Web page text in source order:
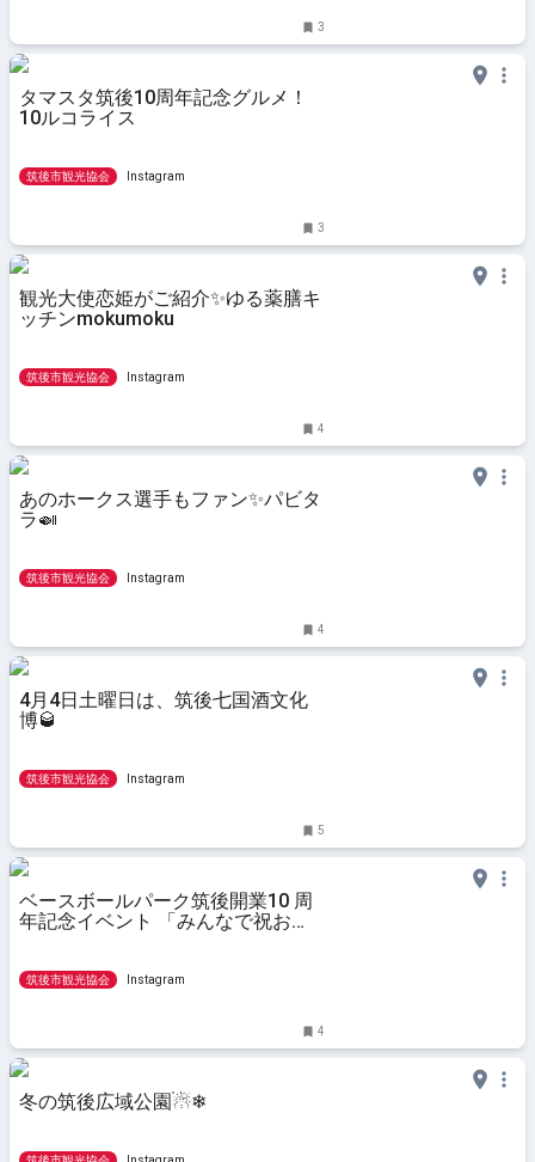
3
タマスタ筑後10周年記念グルメ！
10ルコライス
筑後市観光協会 Instagram
3
観光大使恋姫がご紹介✨️ゆる薬膳キ
ッチンmokumoku
筑後市観光協会 Instagram
4
あのホークス選手もファン✨️パビタ
ラ🍛
筑後市観光協会 Instagram
4
4月4日土曜日は、筑後七国酒文化
博🥃
筑後市観光協会 Instagram
5
ベースボールパーク筑後開業10 周
年記念イベント 「みんなで祝お
筑後市観光協会 Instagram
4
冬の筑後広域公園☃❄